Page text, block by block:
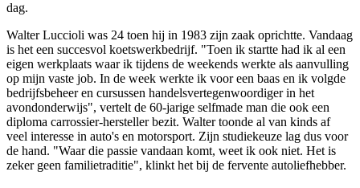
dag.
Walter Luccioli was 24 toen hij in 1983 zijn zaak oprichtte. Vandaag
is het een succesvol koetswerkbedrijf. "Toen ik startte had ik al een
eigen werkplaats waar ik tijdens de weekends werkte als aanvulling
op mijn vaste job. In de week werkte ik voor een baas en ik volgde
bedrijfsbeheer en cursussen handelsvertegenwoordiger in het
avondonderwijs", vertelt de 60-jarige selfmade man die ook een
diploma carrossier-hersteller bezit. Walter toonde al van kinds af
veel interesse in auto's en motorsport. Zijn studiekeuze lag dus voor
de hand. "Waar die passie vandaan komt, weet ik ook niet. Het is
zeker geen familietraditie", klinkt het bij de fervente autoliefhebber.